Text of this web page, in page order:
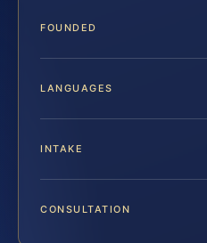
FOUNDED
LANGUAGES
INTAKE
CONSULTATION